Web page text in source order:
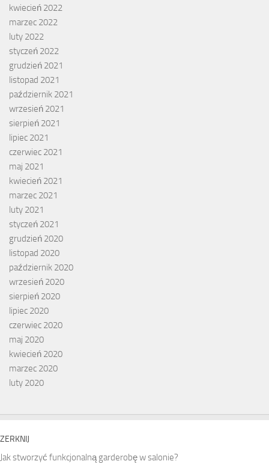
kwiecień 2022
marzec 2022
luty 2022
styczeń 2022
grudzień 2021
listopad 2021
październik 2021
wrzesień 2021
sierpień 2021
lipiec 2021
czerwiec 2021
maj 2021
kwiecień 2021
marzec 2021
luty 2021
styczeń 2021
grudzień 2020
listopad 2020
październik 2020
wrzesień 2020
sierpień 2020
lipiec 2020
czerwiec 2020
maj 2020
kwiecień 2020
marzec 2020
luty 2020
ZERKNIJ
Jak stworzyć funkcjonalną garderobę w salonie?